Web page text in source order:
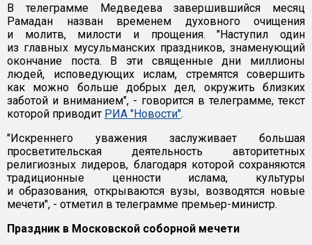
В телеграмме Медведева завершившийся месяц
Рамадан назван временем духовного очищения
и молитв, милости и прощения. "Наступил один
из главных мусульманских праздников, знаменующий
окончание поста. В эти священные дни миллионы
людей, исповедующих ислам, стремятся совершить
как можно больше добрых дел, окружить близких
заботой и вниманием", - говорится в телеграмме, текст
которой приводит РИА "Новости".
"Искреннего уважения заслуживает большая
просветительская деятельность авторитетных
религиозных лидеров, благодаря которой сохраняются
традиционные ценности ислама, культуры
и образования, открываются вузы, возводятся новые
мечети", - отметил в телеграмме премьер-министр.
Праздник в Московской соборной мечети